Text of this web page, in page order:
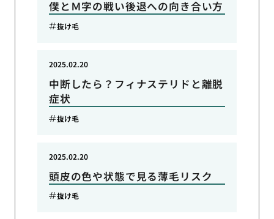
僕とＭ字の戦い後退への向き合い方
抜け毛
中断したら？フィナステリドと離脱
症状
2025.02.20
抜け毛
頭皮の色や状態で見る薄毛リスク
2025.02.20
抜け毛